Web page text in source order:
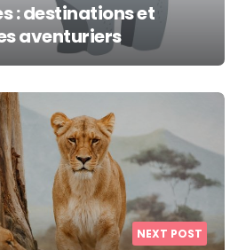
: destinations et
aventuriers
NEXT POST